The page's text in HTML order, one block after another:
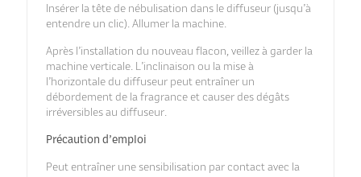
Insérer la tête de nébulisation dans le diffuseur (jusqu’à
entendre un clic). Allumer la machine.
Après l’installation du nouveau flacon, veillez à garder la
machine verticale. L’inclinaison ou la mise à
l’horizontale du diffuseur peut entraîner un
débordement de la fragrance et causer des dégâts
irréversibles au diffuseur.
Précaution d’emploi
Peut entraîner une sensibilisation par contact avec la